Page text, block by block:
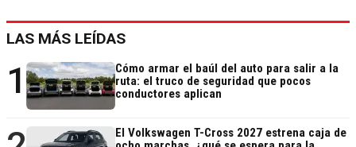
LAS MÁS LEÍDAS
1
Cómo armar el baúl del auto para salir a la
ruta: el truco de seguridad que pocos
conductores aplican
El Volkswagen T-Cross 2027 estrena caja de